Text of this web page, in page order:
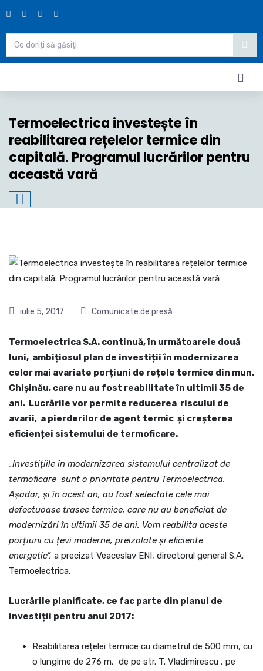
Termoelectrica investește în
reabilitarea rețelelor termice din
capitală. Programul lucrărilor pentru
această vară
iulie 5, 2017 Comunicate de presă
Termoelectrica S.A. continuă, în următoarele două
luni, ambițiosul plan de investiții în modernizarea
celor mai avariate porțiuni de rețele termice din mun.
Chișinău, care nu au fost reabilitate în ultimii 35 de
ani. Lucrările vor permite reducerea riscului de
avarii, a pierderilor de agent termic și creșterea
eficienței sistemului de termoficare.
„Investițiile în modernizarea sistemului centralizat de
termoficare sunt o prioritate pentru Termoelectrica.
Așadar, și în acest an, au fost selectate cele mai
defectuoase trasee termice, care nu au beneficiat de
modernizări în ultimii 35 de ani. Vom reabilita aceste
porțiuni cu țevi moderne, preizolate și eficiente
energetic”, a precizat Veaceslav ENI, directorul general S.A.
Termoelectrica.
Lucrările planificate, ce fac parte din planul de
investiții pentru anul 2017:
Reabilitarea rețelei termice cu diametrul de 500 mm, cu
o lungime de 276 m, de pe str. T. Vladimirescu , pe